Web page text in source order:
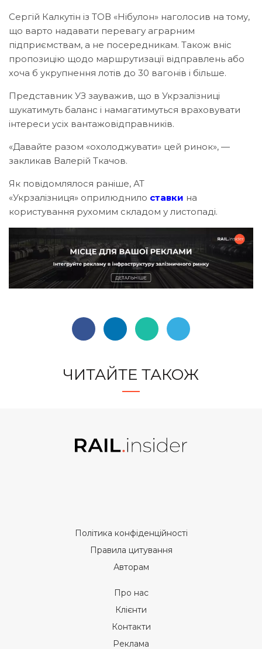
Сергій Калкутін із ТОВ «Нібулон» наголосив на тому,
що варто надавати перевагу аграрним
підприємствам, а не посередникам. Також вніс
пропозицію щодо маршрутизації відправлень або
хоча б укрупнення лотів до 30 вагонів і більше.
Представник УЗ зауважив, що в Укрзалізниці
шукатимуть баланс і намагатимуться враховувати
інтереси усіх вантажовідправників.
«Давайте разом «охолоджувати» цей ринок», —
закликав Валерій Ткачов.
Як повідомлялося раніше, АТ
«Укрзалізниця» оприлюднило ставки на
користування рухомим складом у листопаді.
ЧИТАЙТЕ ТАКОЖ
Політика конфіденційності
Правила цитування
Авторам
Про нас
Клієнти
Контакти
Реклама